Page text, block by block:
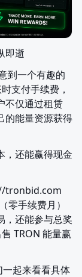
即逝
到一个有趣的
支付手续费，
不仅通过租赁
的能量资源获得
，还能赢得现金
tronbid.com
零手续费月）
，还能参与总奖
TRON 能量赢
一起来看看具体